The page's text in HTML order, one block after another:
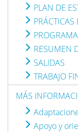
PLAN DE
PRÁCTICAS
RESUMEN
SALIDAS
TRABAJO
MÁS
Apoyo y